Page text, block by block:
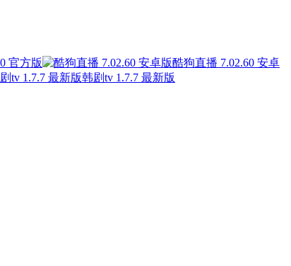
官方版
酷狗直播 7.02.60 安卓
韩剧tv 1.7.7 最新版